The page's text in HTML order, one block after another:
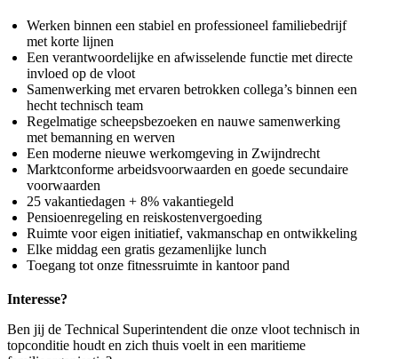
Werken binnen een stabiel en professioneel familiebedrijf
met korte lijnen
Een verantwoordelijke en afwisselende functie met directe
invloed op de vloot
Samenwerking met ervaren betrokken collega’s binnen een
hecht technisch team
Regelmatige scheepsbezoeken en nauwe samenwerking
met bemanning en werven
Een moderne nieuwe werkomgeving in Zwijndrecht
Marktconforme arbeidsvoorwaarden en goede secundaire
voorwaarden
25 vakantiedagen + 8% vakantiegeld
Pensioenregeling en reiskostenvergoeding
Ruimte voor eigen initiatief, vakmanschap en ontwikkeling
Elke middag een gratis gezamenlijke lunch
Toegang tot onze fitnessruimte in kantoor pand
Interesse?
Ben jij de Technical Superintendent die onze vloot technisch in
topconditie houdt en zich thuis voelt in een maritieme